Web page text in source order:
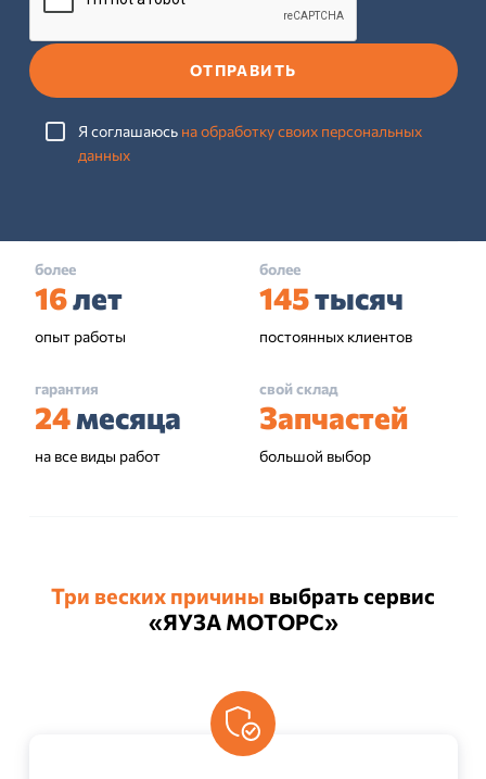
ОТПРАВИТЬ
Я соглашаюсь на обработку своих персональных
данных
более
16лет
опыт работы
более
145тысяч
постоянных клиентов
гарантия
24месяца
на все виды работ
свой склад
Запчастей
большой выбор
Три веских причины выбрать сервис
«ЯУЗА МОТОРС»